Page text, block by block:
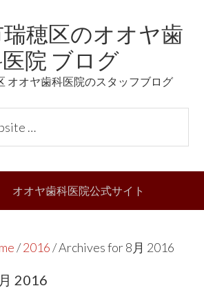
穂区のオオヤ歯
院 ブログ
オオヤ歯科医院のスタッフブログ
オオヤ歯科医院公式サイト
/2016/Archives for 8月 2016
2016